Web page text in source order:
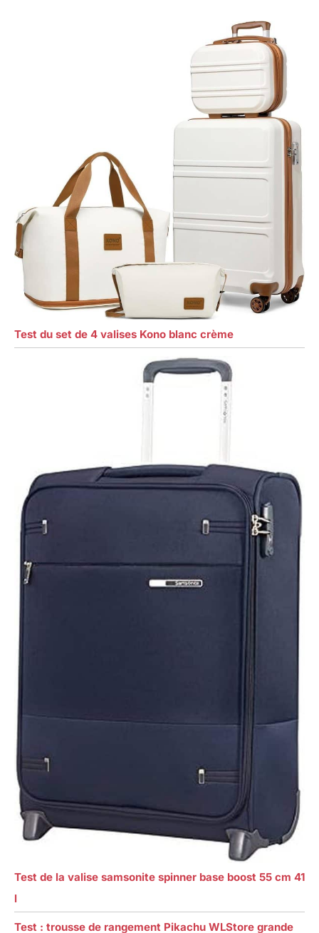
Test du set de 4 valises Kono blanc crème
Test de la valise samsonite spinner base boost 55 cm 41
l
Test : trousse de rangement Pikachu WLStore grande